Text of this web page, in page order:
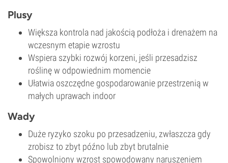
Plusy
Większa kontrola nad jakością podłoża i drenażem na
wczesnym etapie wzrostu
Wspiera szybki rozwój korzeni, jeśli przesadzisz
roślinę w odpowiednim momencie
Ułatwia oszczędne gospodarowanie przestrzenią w
małych uprawach indoor
Wady
Duże ryzyko szoku po przesadzeniu, zwłaszcza gdy
zrobisz to zbyt późno lub zbyt brutalnie
Spowolniony wzrost spowodowany naruszeniem